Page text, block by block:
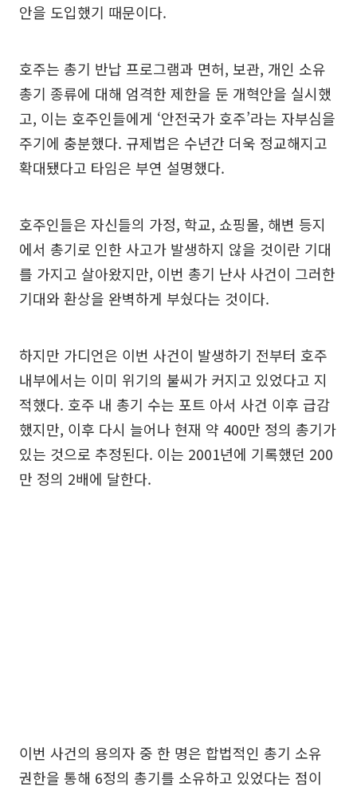
안을 도입했기 때문이다.
호주는 총기 반납 프로그램과 면허, 보관, 개인 소유
총기 종류에 대해 엄격한 제한을 둔 개혁안을 실시했
고, 이는 호주인들에게 ‘안전국가 호주’라는 자부심을
주기에 충분했다. 규제법은 수년간 더욱 정교해지고
확대됐다고 타임은 부연 설명했다.
호주인들은 자신들의 가정, 학교, 쇼핑몰, 해변 등지
에서 총기로 인한 사고가 발생하지 않을 것이란 기대
를 가지고 살아왔지만, 이번 총기 난사 사건이 그러한
기대와 환상을 완벽하게 부쉈다는 것이다.
하지만 가디언은 이번 사건이 발생하기 전부터 호주
내부에서는 이미 위기의 불씨가 커지고 있었다고 지
적했다. 호주 내 총기 수는 포트 아서 사건 이후 급감
했지만, 이후 다시 늘어나 현재 약 400만 정의 총기가
있는 것으로 추정된다. 이는 2001년에 기록했던 200
만 정의 2배에 달한다.
이번 사건의 용의자 중 한 명은 합법적인 총기 소유
권한을 통해 6정의 총기를 소유하고 있었다는 점이